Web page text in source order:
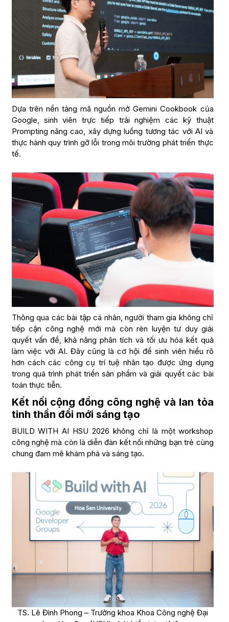
Dựa trên nền tảng mã nguồn mở Gemini Cookbook của
Google, sinh viên trực tiếp trải nghiệm các kỹ thuật
Prompting nâng cao, xây dựng luồng tương tác với AI và
thực hành quy trình gỡ lỗi trong môi trường phát triển thực
tế.
Thông qua các bài tập cá nhân, người tham gia không chỉ
tiếp cận công nghệ mới mà còn rèn luyện tư duy giải
quyết vấn đề, khả năng phân tích và tối ưu hóa kết quả
làm việc với AI. Đây cũng là cơ hội để sinh viên hiểu rõ
hơn cách các công cụ trí tuệ nhân tạo được ứng dụng
trong quá trình phát triển sản phẩm và giải quyết các bài
toán thực tiễn.
Kết nối cộng đồng công nghệ và lan tỏa
tinh thần đổi mới sáng tạo
BUILD WITH AI HSU 2026 không chỉ là một workshop
công nghệ mà còn là diễn đàn kết nối những bạn trẻ cùng
chung đam mê khám phá và sáng tạo.
TS. Lê Đình Phong – Trưởng khoa Khoa Công nghệ Đại